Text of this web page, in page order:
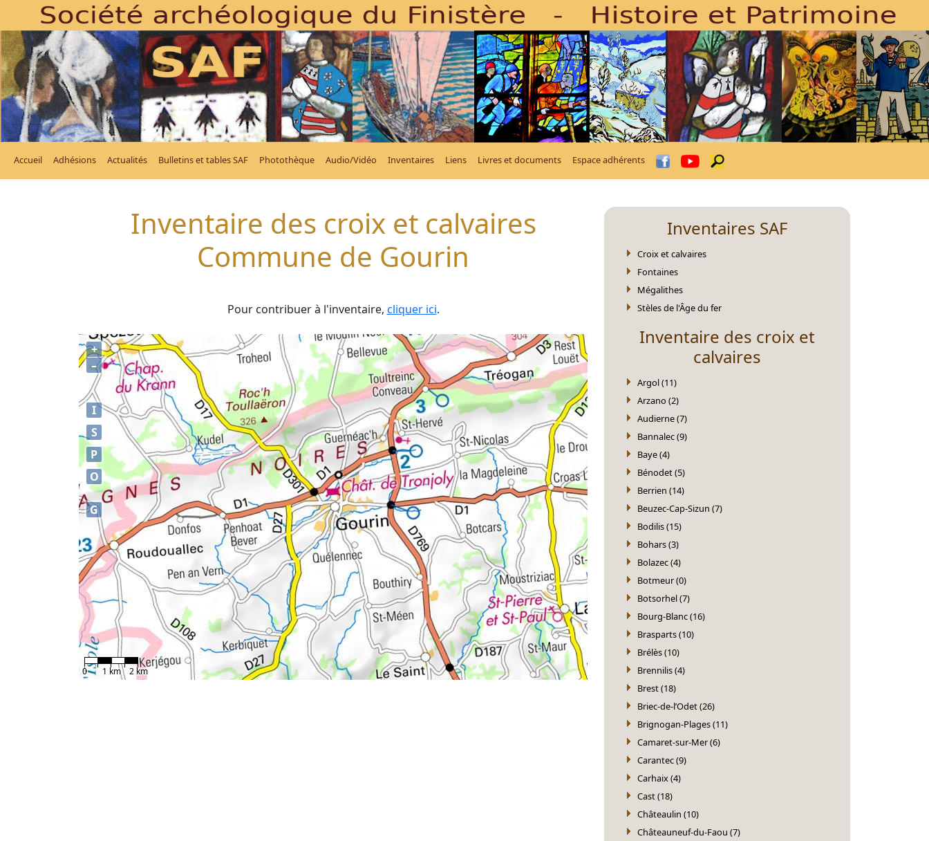
Accueil Adhésions Actualités Bulletins et tables SAF Photothèque Audio/Vidéo Inventaires Liens Livres et documents Espace adhérents
Inventaire des croix et calvaires
Commune de Gourin
Pour contribuer à l'inventaire, cliquer ici.
+
–
0 1 km 2 km
I
S
P
O
G
Inventaires SAF
Croix et calvaires
Fontaines
Mégalithes
Stèles de l'Âge du fer
Inventaire des croix et
calvaires
Argol (11)
Arzano (2)
Audierne (7)
Bannalec (9)
Baye (4)
Bénodet (5)
Berrien (14)
Beuzec-Cap-Sizun (7)
Bodilis (15)
Bohars (3)
Bolazec (4)
Botmeur (0)
Botsorhel (7)
Bourg-Blanc (16)
Brasparts (10)
Brélès (10)
Brennilis (4)
Brest (18)
Briec-de-l’Odet (26)
Brignogan-Plages (11)
Camaret-sur-Mer (6)
Carantec (9)
Carhaix (4)
Cast (18)
Châteaulin (10)
Châteauneuf-du-Faou (7)